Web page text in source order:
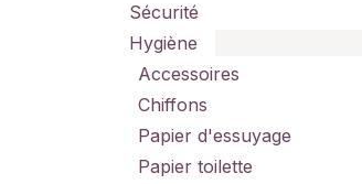
Sécurité
Hygiène
Accessoires
Chiffons
Papier d'essuyage
Papier toilette